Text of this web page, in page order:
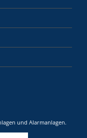
und Alarmanlagen.